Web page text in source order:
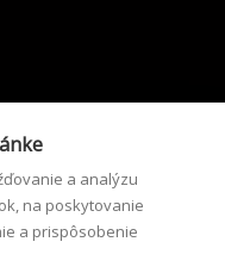
a analýzu
na poskytovanie
a prispôsobenie